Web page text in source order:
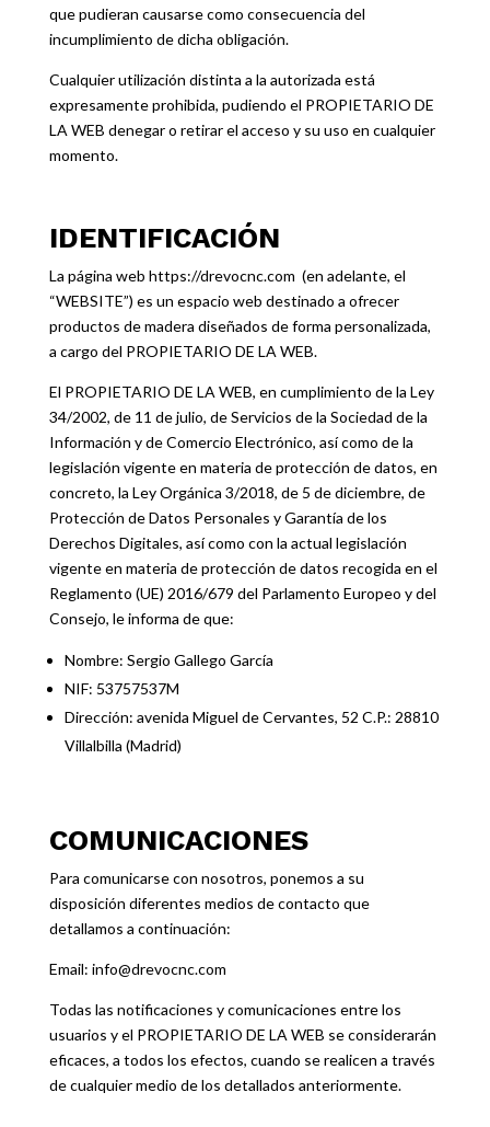
que pudieran causarse como consecuencia del
incumplimiento de dicha obligación.
Cualquier utilización distinta a la autorizada está
expresamente prohibida, pudiendo el PROPIETARIO DE
LA WEB denegar o retirar el acceso y su uso en cualquier
momento.
IDENTIFICACIÓN
La página web https://drevocnc.com (en adelante, el
“WEBSITE”) es un espacio web destinado a ofrecer
productos de madera diseñados de forma personalizada,
a cargo del PROPIETARIO DE LA WEB.
El PROPIETARIO DE LA WEB, en cumplimiento de la Ley
34/2002, de 11 de julio, de Servicios de la Sociedad de la
Información y de Comercio Electrónico, así como de la
legislación vigente en materia de protección de datos, en
concreto, la Ley Orgánica 3/2018, de 5 de diciembre, de
Protección de Datos Personales y Garantía de los
Derechos Digitales, así como con la actual legislación
vigente en materia de protección de datos recogida en el
Reglamento (UE) 2016/679 del Parlamento Europeo y del
Consejo, le informa de que:
Nombre: Sergio Gallego García
NIF: 53757537M
Dirección: avenida Miguel de Cervantes, 52 C.P.: 28810
Villalbilla (Madrid)
COMUNICACIONES
Para comunicarse con nosotros, ponemos a su
disposición diferentes medios de contacto que
detallamos a continuación:
Email: info@drevocnc.com
Todas las notificaciones y comunicaciones entre los
usuarios y el PROPIETARIO DE LA WEB se considerarán
eficaces, a todos los efectos, cuando se realicen a través
de cualquier medio de los detallados anteriormente.